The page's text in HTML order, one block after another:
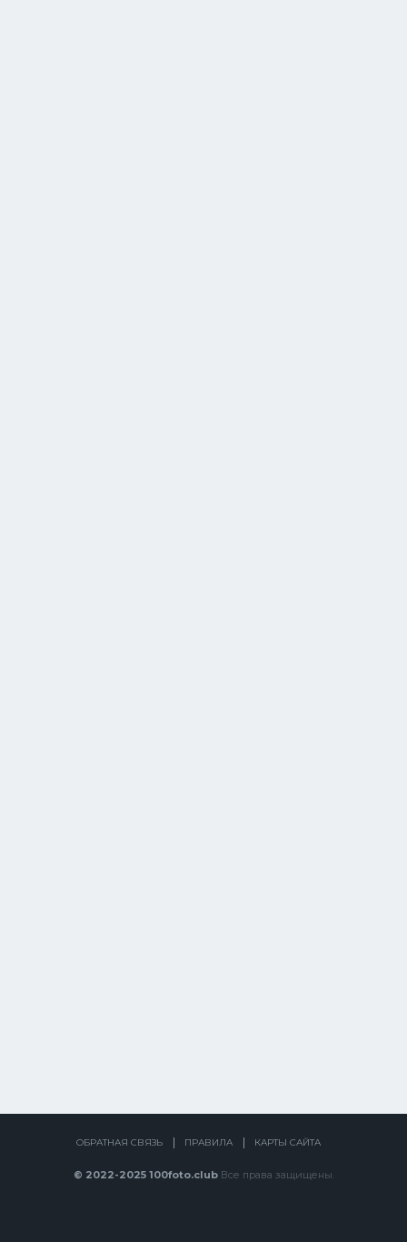
ОБРАТНАЯ СВЯЗЬ ПРАВИЛА КАРТЫ САЙТА
© 2022-2025 100foto.clubВсе права защищены.